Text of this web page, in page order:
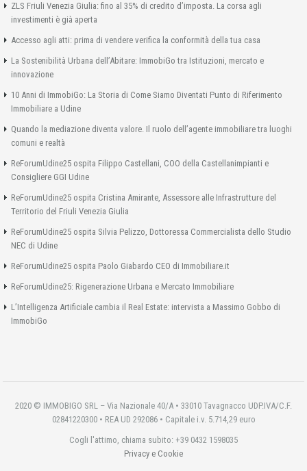
ZLS Friuli Venezia Giulia: fino al 35% di credito d’imposta. La corsa agli
investimenti è già aperta
Accesso agli atti: prima di vendere verifica la conformità della tua casa
La Sostenibilità Urbana dell’Abitare: ImmobiGo tra Istituzioni, mercato e
innovazione
10 Anni di ImmobiGo: La Storia di Come Siamo Diventati Punto di Riferimento
Immobiliare a Udine
Quando la mediazione diventa valore. Il ruolo dell’agente immobiliare tra luoghi
comuni e realtà
ReForumUdine25 ospita Filippo Castellani, COO della Castellanimpianti e
Consigliere GGI Udine
ReForumUdine25 ospita Cristina Amirante, Assessore alle Infrastrutture del
Territorio del Friuli Venezia Giulia
ReForumUdine25 ospita Silvia Pelizzo, Dottoressa Commercialista dello Studio
NEC di Udine
ReForumUdine25 ospita Paolo Giabardo CEO di Immobiliare.it
ReForumUdine25: Rigenerazione Urbana e Mercato Immobiliare
L’Intelligenza Artificiale cambia il Real Estate: intervista a Massimo Gobbo di
ImmobiGo
2020 © IMMOBIGO SRL – Via Nazionale 40/A • 33010 Tavagnacco UDP.IVA/C.F.
02841220300 • REA UD 292086 • Capitale i.v. 5.714,29 euro
Cogli l'attimo, chiama subito: +39 0432 1598035
Privacy e Cookie